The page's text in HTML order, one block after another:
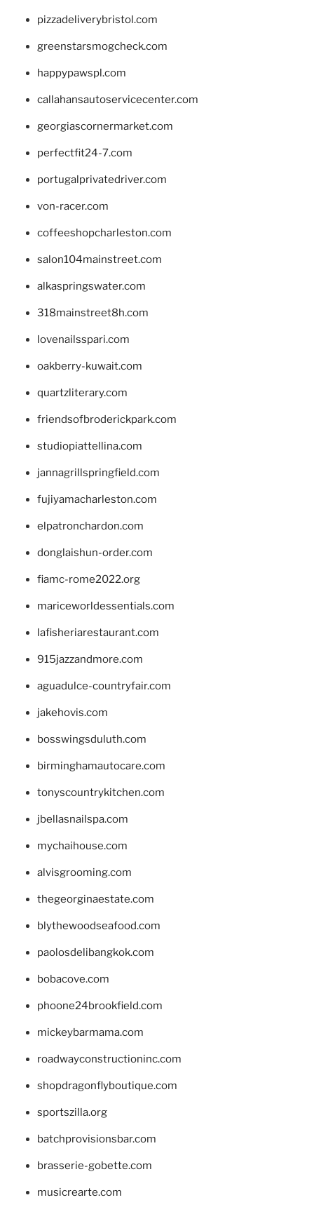
pizzadeliverybristol.com
greenstarsmogcheck.com
happypawspl.com
callahansautoservicecenter.com
georgiascornermarket.com
perfectfit24-7.com
portugalprivatedriver.com
von-racer.com
coffeeshopcharleston.com
salon104mainstreet.com
alkaspringswater.com
318mainstreet8h.com
lovenailsspari.com
oakberry-kuwait.com
quartzliterary.com
friendsofbroderickpark.com
studiopiattellina.com
jannagrillspringfield.com
fujiyamacharleston.com
elpatronchardon.com
donglaishun-order.com
fiamc-rome2022.org
mariceworldessentials.com
lafisheriarestaurant.com
915jazzandmore.com
aguadulce-countryfair.com
jakehovis.com
bosswingsduluth.com
birminghamautocare.com
tonyscountrykitchen.com
jbellasnailspa.com
mychaihouse.com
alvisgrooming.com
thegeorginaestate.com
blythewoodseafood.com
paolosdelibangkok.com
bobacove.com
phoone24brookfield.com
mickeybarmama.com
roadwayconstructioninc.com
shopdragonflyboutique.com
sportszilla.org
batchprovisionsbar.com
brasserie-gobette.com
musicrearte.com